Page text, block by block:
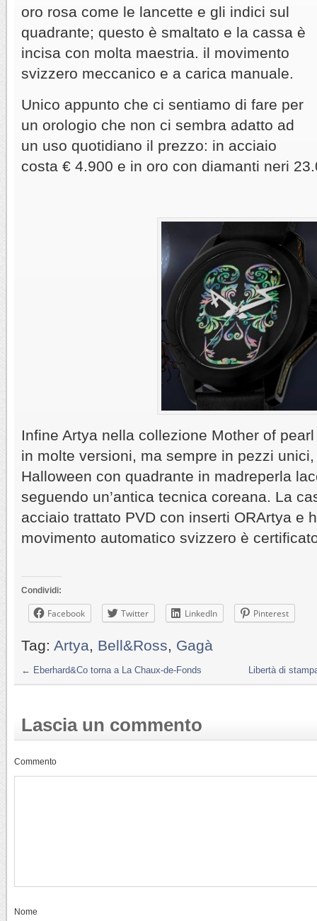
oro rosa come le lancette e gli indici sul
quadrante; questo è smaltato e la cassa è
incisa con molta maestria. il movimento
svizzero meccanico e a carica manuale.
Unico appunto che ci sentiamo di fare per
un orologio che non ci sembra adatto ad
un uso quotidiano il prezzo: in acciaio
costa € 4.900 e in oro con diamanti neri
Infine Artya nella collezione Mother of
in molte versioni, ma sempre in pezzi
Halloween con quadrante in madreperla
seguendo un’antica tecnica coreana. La
acciaio trattato PVD con inserti ORArtya e
movimento automatico svizzero è
Condividi:
Facebook Twitter LinkedIn Pinterest
Tag: Artya, Bell&Ross, Gagà
← Eberhard&Co torna a La Chaux-de-Fonds Libertà di
Lascia un commento
Commento
Nome